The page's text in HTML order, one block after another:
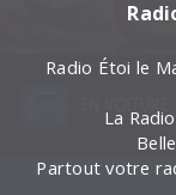
Radio Étoi le
La
Partout votre